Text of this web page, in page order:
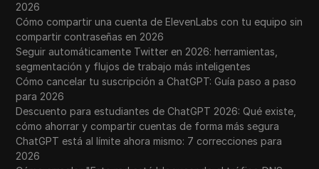
2026
Cómo compartir una cuenta de ElevenLabs con tu equipo sin
compartir contraseñas en 2026
Seguir automáticamente Twitter en 2026: herramientas,
segmentación y flujos de trabajo más inteligentes
Cómo cancelar tu suscripción a ChatGPT: Guía paso a paso
para 2026
Descuento para estudiantes de ChatGPT 2026: Qué existe,
cómo ahorrar y compartir cuentas de forma más segura
ChatGPT está al límite ahora mismo: 7 correcciones para
2026